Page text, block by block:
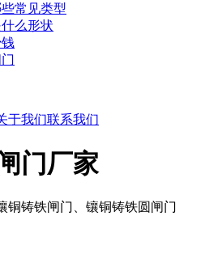
常见类型
么形状
于我们联系我们
门厂家
铜铸铁闸门、镶铜铸铁圆闸门